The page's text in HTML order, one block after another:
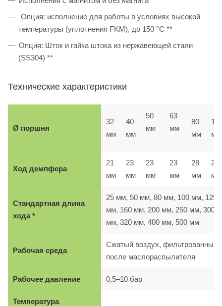
Опция: исполнение для работы в условиях высокой
температуры (уплотнения FKM), до 150 °C **
Опция: Шток и гайка штока из нержавеющей стали
(SS304) **
Технические характеристики
Ø поршня
32
мм
40
мм
50
мм
63
мм
80
мм
мм
Ход демпфера
21
мм
23
мм
23
мм
23
мм
28
мм
28
Стандартная длина
хода *
25 мм, 50 мм, 80 мм, 100 мм, 125
мм, 160 мм, 200 мм, 250 мм, 300
мм, 320 мм, 400 мм, 500 мм
Рабочая среда
Сжатый воздух, фильтрованный,
после маслораспылителя
Рабочее давление 0,5–10 бар
Температура